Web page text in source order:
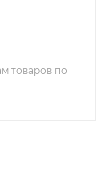
товаров по